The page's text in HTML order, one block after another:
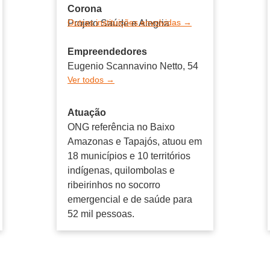
Corona
Projeto Saúde e Alegria
Empreendedores
Eugenio Scannavino Netto, 54
Atuação
ONG referência no Baixo
Amazonas e Tapajós, atuou em
18 municípios e 10 territórios
indígenas, quilombolas e
ribeirinhos no socorro
emergencial e de saúde para
52 mil pessoas.
Ver todos →
Outras instituições envolvidas →